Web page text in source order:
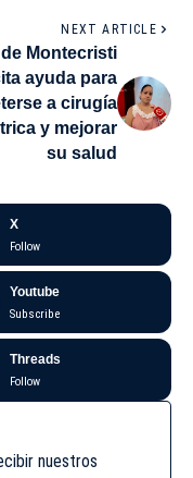
NEXT ARTICLE
de Montecristi
ayuda para
a cirugía
y mejorar
su salud
X
Follow
Youtube
Subscribe
Threads
Follow
nuestros